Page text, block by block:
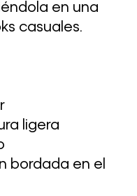
en una
casuales.
ligera
bordada en el